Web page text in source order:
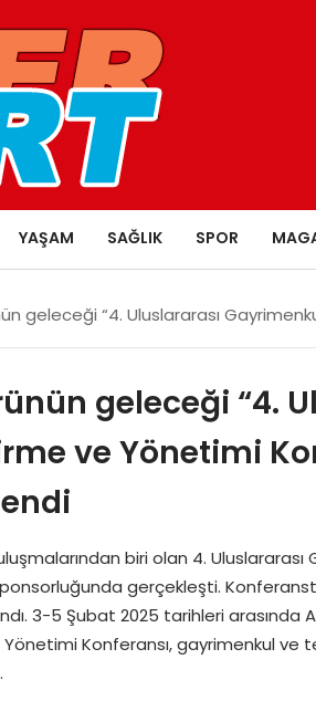
YAŞAM SAĞLIK SPOR
geleceği “4. Uluslararası
geleceği “4.
ve Yönetimi
biri olan 4. Uluslararası
gerçekleşti.
3-5 Şubat 2025 tarihleri arasında
Konferansı, gayrimenkul ve